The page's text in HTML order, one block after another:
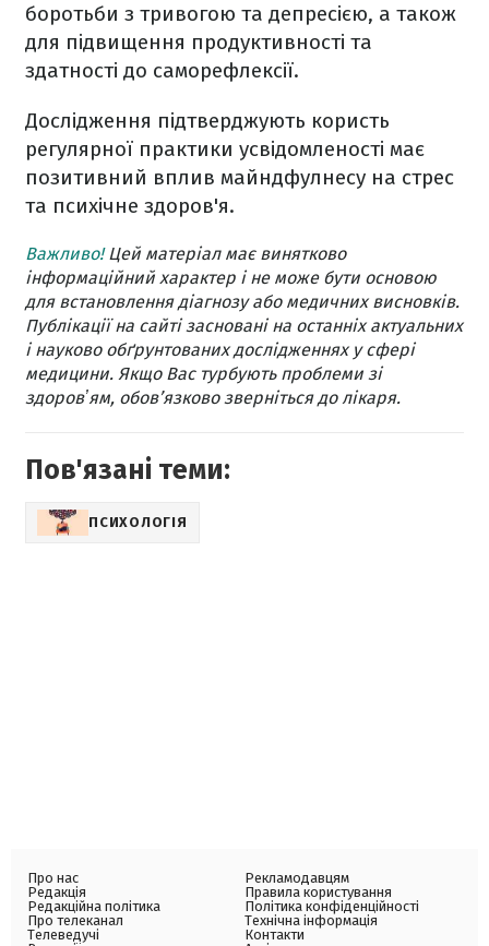
боротьби з тривогою та депресією, а також
для підвищення продуктивності та
здатності до саморефлексії.
Дослідження підтверджують користь
регулярної практики усвідомленості має
позитивний вплив майндфулнесу на стрес
та психічне здоров'я.
Важливо!Цей матеріал має винятково
інформаційний характер і не може бути основою
для встановлення діагнозу або медичних висновків.
Публікації на сайті засновані на останніх актуальних
і науково обґрунтованих дослідженнях у сфері
медицини. Якщо Вас турбують проблеми зі
здоровʼям, обов’язково зверніться до лікаря.
Пов'язані теми:
ПСИХОЛОГІЯ
Про нас
Редакція
Редакційна політика
Про телеканал
Телеведучі
Рекламодавцям
Правила користування
Політика конфіденційності
Технічна інформація
Контакти